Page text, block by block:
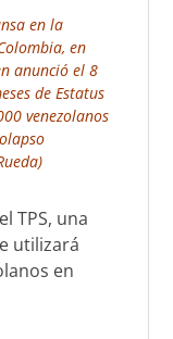
en la
en
anunció el 8
de Estatus
venezolanos
TPS, una
utilizará
en